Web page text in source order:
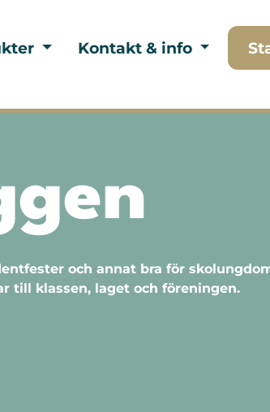
Kontakt & info
och annat bra för
till klassen, laget och föreningen.